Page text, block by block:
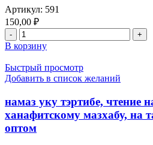
на
арабском,
перевод
книги
татарском
языке
объяснениями
и комментария
и
объяснения,
Артикул: 591
150,00 ₽
Количество
товара
йэгез,
бер
дога
оптом
В корзину
Быстрый просмотр
Добавить в список желаний
намаз уку тэртибе, чтение
ханафитскому мазхабу, на
оптом